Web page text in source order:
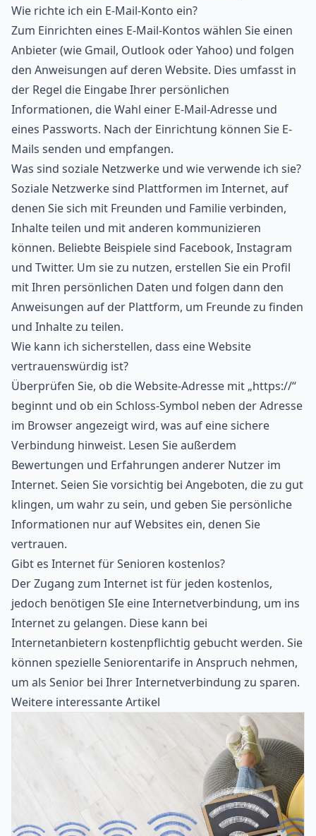
Wie richte ich ein E-Mail-Konto ein?
Zum Einrichten eines E-Mail-Kontos wählen Sie einen
Anbieter (wie Gmail, Outlook oder Yahoo) und folgen
den Anweisungen auf deren Website. Dies umfasst in
der Regel die Eingabe Ihrer persönlichen
Informationen, die Wahl einer E-Mail-Adresse und
eines Passworts. Nach der Einrichtung können Sie E-
Mails senden und empfangen.
Was sind soziale Netzwerke und wie verwende ich sie?
Soziale Netzwerke sind Plattformen im Internet, auf
denen Sie sich mit Freunden und Familie verbinden,
Inhalte teilen und mit anderen kommunizieren
können. Beliebte Beispiele sind Facebook, Instagram
und Twitter. Um sie zu nutzen, erstellen Sie ein Profil
mit Ihren persönlichen Daten und folgen dann den
Anweisungen auf der Plattform, um Freunde zu finden
und Inhalte zu teilen.
Wie kann ich sicherstellen, dass eine Website
vertrauenswürdig ist?
Überprüfen Sie, ob die Website-Adresse mit „https://“
beginnt und ob ein Schloss-Symbol neben der Adresse
im Browser angezeigt wird, was auf eine sichere
Verbindung hinweist. Lesen Sie außerdem
Bewertungen und Erfahrungen anderer Nutzer im
Internet. Seien Sie vorsichtig bei Angeboten, die zu gut
klingen, um wahr zu sein, und geben Sie persönliche
Informationen nur auf Websites ein, denen Sie
vertrauen.
Gibt es Internet für Senioren kostenlos?
Der Zugang zum Internet ist für jeden kostenlos,
jedoch benötigen SIe eine Internetverbindung, um ins
Internet zu gelangen. Diese kann bei
Internetanbietern kostenpflichtig gebucht werden. Sie
können spezielle Seniorentarife in Anspruch nehmen,
um als Senior bei Ihrer Internetverbindung zu sparen.
Weitere interessante Artikel